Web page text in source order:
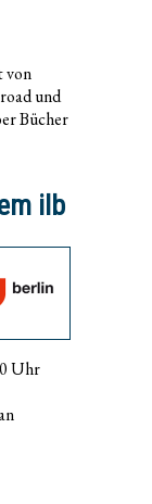
von
und
Bücher
ilb
Uhr